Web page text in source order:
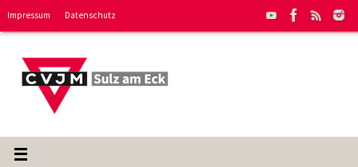
Impressum Datenschutz